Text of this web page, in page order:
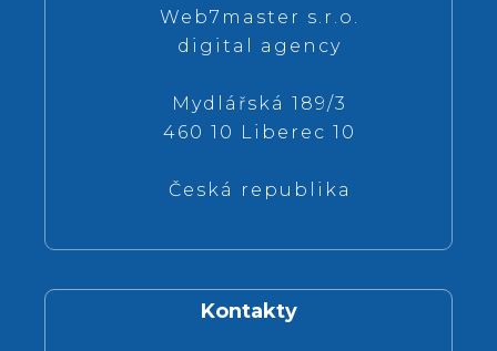
Web7master s.r.o.
digital agency
Mydlářská 189/3
460 10 Liberec 10
Česká republika
Kontakty